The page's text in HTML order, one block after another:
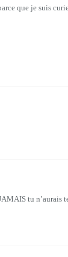
que je suis
tu n’aurais